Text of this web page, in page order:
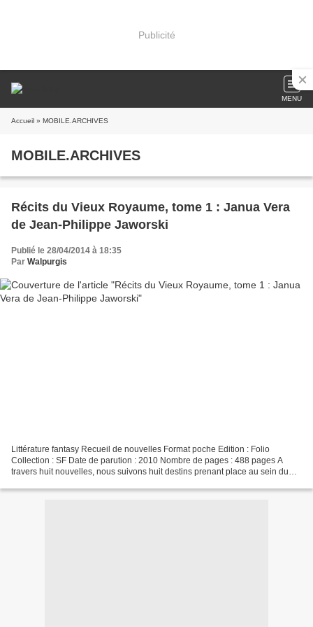
Publicité
MENU
Accueil » MOBILE.ARCHIVES
MOBILE.ARCHIVES
Récits du Vieux Royaume, tome 1 : Janua Vera
de Jean-Philippe Jaworski
Publié le 28/04/2014 à 18:35
Par Walpurgis
Littérature fantasy Recueil de nouvelles Format poche Edition : Folio
Collection : SF Date de parution : 2010 Nombre de pages : 488 pages A
travers huit nouvelles, nous suivons huit destins prenant place au sein du